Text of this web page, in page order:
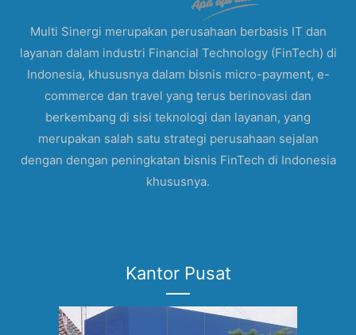
Multi Sinergi merupakan perusahaan berbasis IT dan
layanan dalam industri Financial Technology (FinTech) di
Indonesia, khususnya dalam bisnis micro-payment, e-
commerce dan travel yang terus berinovasi dan
berkembang di sisi teknologi dan layanan, yang
merupakan salah satu strategi perusahaan sejalan
dengan dengan peningkatan bisnis FinTech di Indonesia
khususnya.
Kantor Pusat